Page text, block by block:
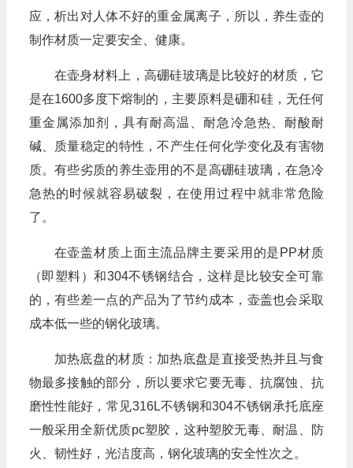
应，析出对人体不好的重金属离子，所以，养生壶的
制作材质一定要安全、健康。
在壶身材料上，高硼硅玻璃是比较好的材质，它
是在1600多度下熔制的，主要原料是硼和硅，无任何
重金属添加剂，具有耐高温、耐急冷急热、耐酸耐
碱、质量稳定的特性，不产生任何化学变化及有害物
质。有些劣质的养生壶用的不是高硼硅玻璃，在急冷
急热的时候就容易破裂，在使用过程中就非常危险
了。
在壶盖材质上面主流品牌主要采用的是PP材质
（即塑料）和304不锈钢结合，这样是比较安全可靠
的，有些差一点的产品为了节约成本，壶盖也会采取
成本低一些的钢化玻璃。
加热底盘的材质：加热底盘是直接受热并且与食
物最多接触的部分，所以要求它要无毒、抗腐蚀、抗
磨性性能好，常见316L不锈钢和304不锈钢承托底座
一般采用全新优质pc塑胶，这种塑胶无毒、耐温、防
火、韧性好，光洁度高，钢化玻璃的安全性次之。